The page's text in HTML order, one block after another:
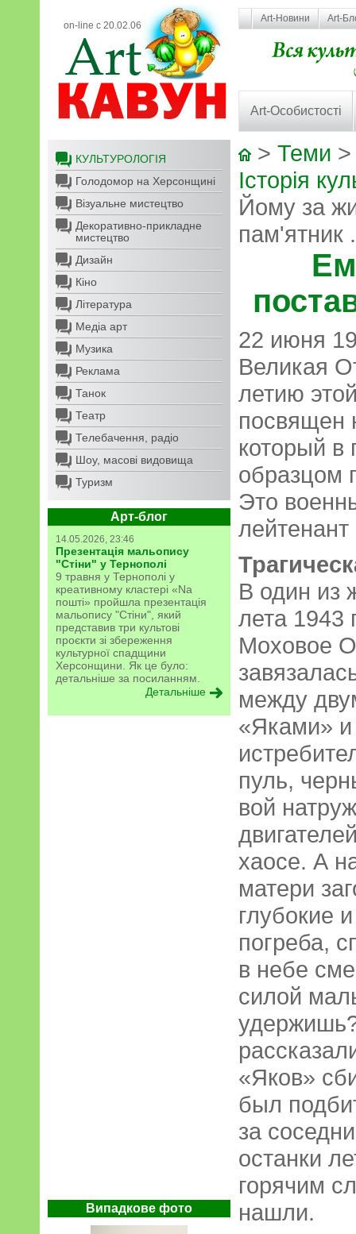
on-line с 20.02.06
Art-Новини Art-
Art-Особистості
КУЛЬТУРОЛОГІЯ
Голодомор на Херсонщині
Візуальне мистецтво
Декоративно-прикладне
мистецтво
Дизайн
Кіно
Література
Медіа арт
Музика
Реклама
Танок
Театр
Телебачення, радіо
Шоу, масові видовища
Туризм
Арт-блог
14.05.2026, 23:46
Презентація мальопису
"Стіни" у Тернополі
9 травня у Тернополі у
креативному кластері «Na
пошті» пройшла презентація
мальопису "Стіни", який
представив три культові
проєкти зі збереження
культурної спадщини
Херсонщини. Як це було:
детальніше за посиланням.
Детальніше
Випадкове фото
> Теми
Історія
Йому за
пам'ятник
22 июня
Великая
летию
посвящен
который в
образцом
Это
В один из
лета 1943
Моховое
между
«Яками» и
пуль,
вой
хаосе. А
матери
глубокие
погреба,
в небе
силой
«Яков»
был
за
останки
горячим
нашли.